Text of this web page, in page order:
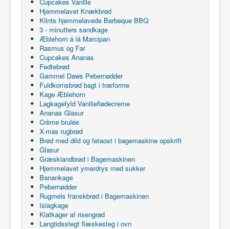
Hjemmelavet Knækbrød
Klints hjemmelavede Barbeque BBQ
3 - minutters sandkage
Æblehorn á lá Marcipan
Rasmus og Far
Cupcakes Ananas
Fedtebrød
Gammel Daws Pebernødder
Fuldkornsbrød bagt i træforme
Kage Æblehorn
Lagkagefyld Vanilieflødecreme
Ananas Glasur
Crème brulée
X-mas rugbrød
Brød med dild og fetaost i bagemaskine opskrift
Glasur
Græsklandbrød i Bagemaskinen
Hjemmelavet ymerdrys med sukker
Banankage
Pebernødder
Rugmels franskbrød i Bagemaskinen
Islagkage
Klatkager af risengrød
Langtidsstegt flæskesteg i ovn